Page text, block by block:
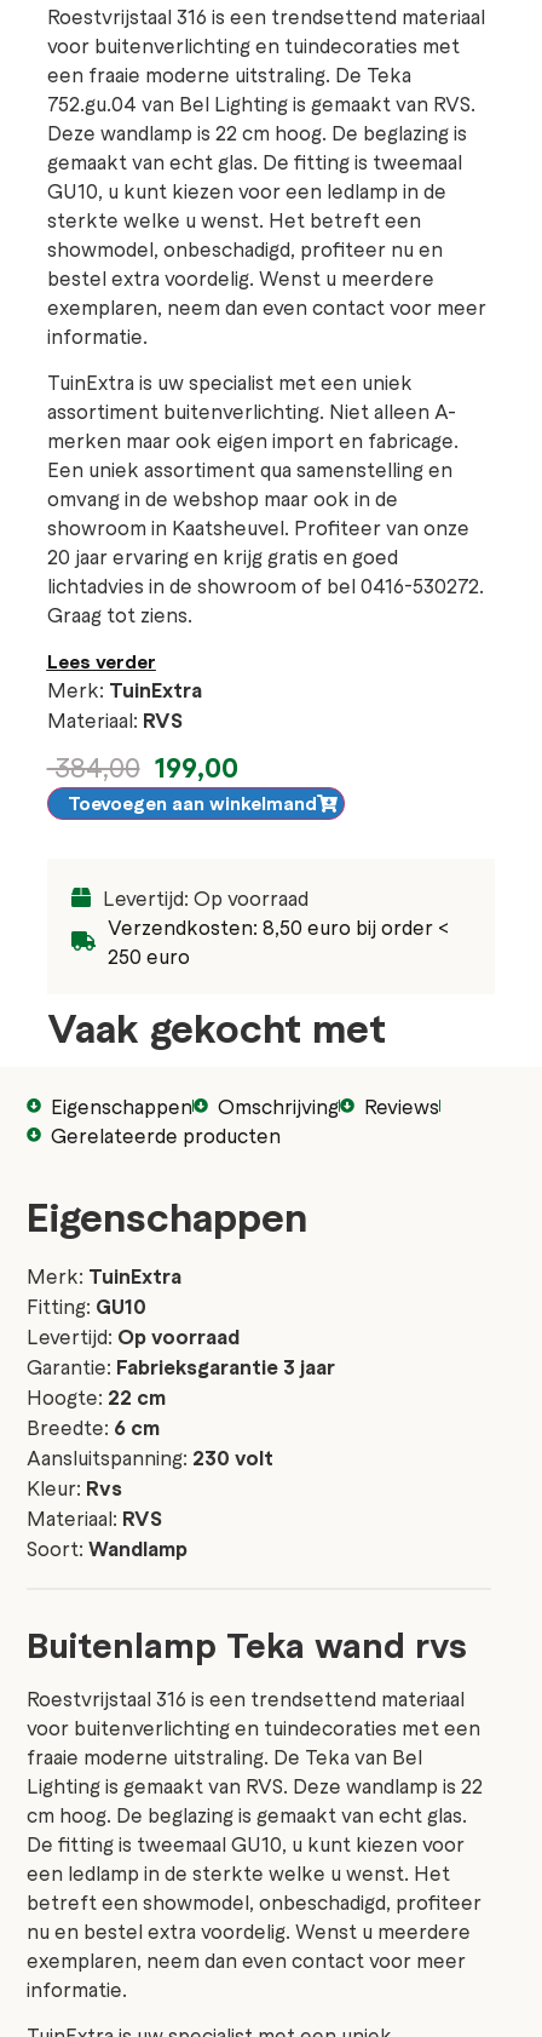
Roestvrijstaal 316 is een trendsettend materiaal
voor buitenverlichting en tuindecoraties met
een fraaie moderne uitstraling. De Teka
752.gu.04 van Bel Lighting is gemaakt van RVS.
Deze wandlamp is 22 cm hoog. De beglazing is
gemaakt van echt glas. De fitting is tweemaal
GU10, u kunt kiezen voor een ledlamp in de
sterkte welke u wenst. Het betreft een
showmodel, onbeschadigd, profiteer nu en
bestel extra voordelig. Wenst u meerdere
exemplaren, neem dan even contact voor meer
informatie.
TuinExtra is uw specialist met een uniek
assortiment buitenverlichting. Niet alleen A-
merken maar ook eigen import en fabricage.
Een uniek assortiment qua samenstelling en
omvang in de webshop maar ook in de
showroom in Kaatsheuvel. Profiteer van onze
20 jaar ervaring en krijg gratis en goed
lichtadvies in de showroom of bel 0416-530272.
Graag tot ziens.
Lees verder
Merk: TuinExtra
Materiaal: RVS
384,00 199,00
Toevoegen aan winkelmand
Levertijd: Op voorraad
Verzendkosten: 8,50 euro bij order <
250 euro
Vaak gekocht met
Eigenschappen Omschrijving
Reviews
Gerelateerde producten
Eigenschappen
Merk: TuinExtra
Fitting: GU10
Levertijd: Op voorraad
Garantie: Fabrieksgarantie 3 jaar
Hoogte: 22 cm
Breedte: 6 cm
Aansluitspanning: 230 volt
Kleur: Rvs
Materiaal: RVS
Soort:Wandlamp
Buitenlamp Teka wand rvs
Roestvrijstaal 316 is een trendsettend materiaal
voor buitenverlichting en tuindecoraties met een
fraaie moderne uitstraling. De Teka van Bel
Lighting is gemaakt van RVS. Deze wandlamp is 22
cm hoog. De beglazing is gemaakt van echt glas.
De fitting is tweemaal GU10, u kunt kiezen voor
een ledlamp in de sterkte welke u wenst. Het
betreft een showmodel, onbeschadigd, profiteer
nu en bestel extra voordelig. Wenst u meerdere
exemplaren, neem dan even contact voor meer
informatie.